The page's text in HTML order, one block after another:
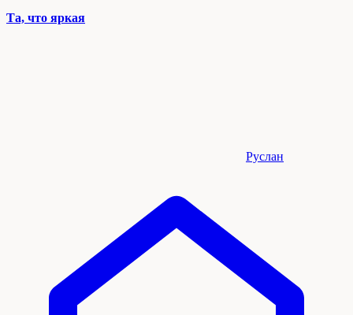
Та, что яркая
Руслан